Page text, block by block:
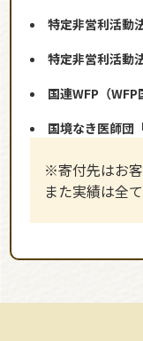
特定非営利活動
特定非営利活動
国連WFP（WFP
国境なき医師団
※寄付先はお客
また実績は全